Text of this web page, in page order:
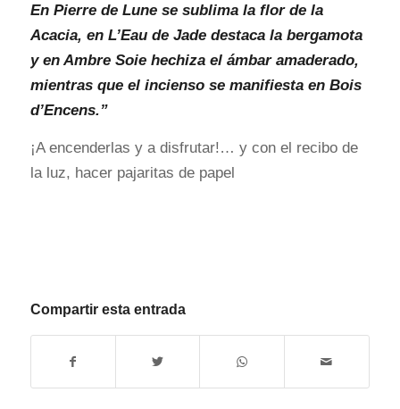
En Pierre de Lune se sublima la flor de la
Acacia, en L’Eau de Jade destaca la bergamota
y en Ambre Soie hechiza el ámbar amaderado,
mientras que el incienso se manifiesta en Bois
d’Encens.”
¡A encenderlas y a disfrutar!… y con el recibo de
la luz, hacer pajaritas de papel
Compartir esta entrada